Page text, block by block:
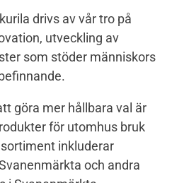
drivs av vår tro på
utveckling av
som stöder människors
göra mer hållbara val är
för utomhus bruk
inkluderar
och andra